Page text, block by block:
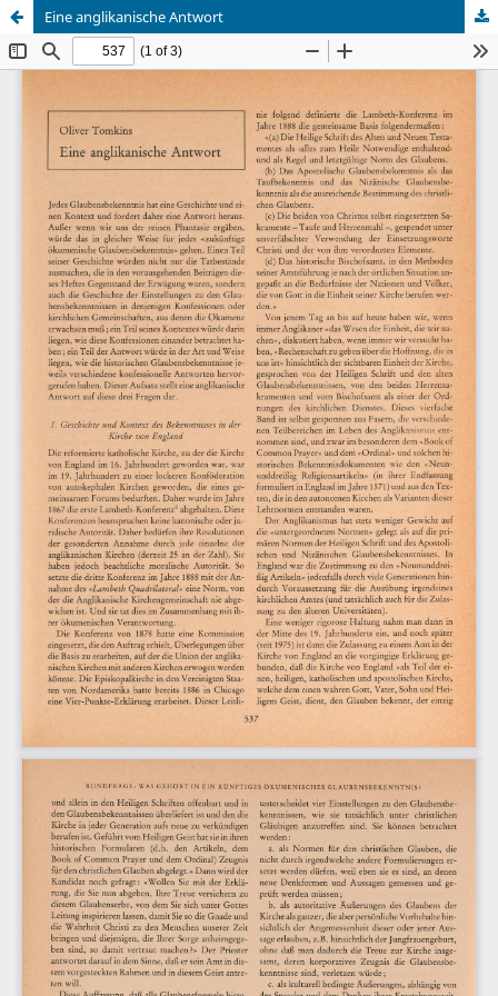
Eine anglikanische Antwort